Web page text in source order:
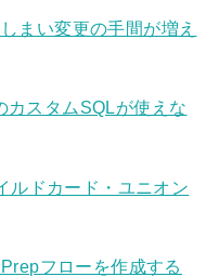
まい変更の手間が増え
スタムSQLが使えな
ルドカード・ユニオン
フローを作成する